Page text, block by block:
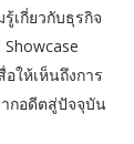
เกี่ยวกับธุรกิจ
ให้เห็นถึงการ
ากอดีตสู่ปัจจุบัน